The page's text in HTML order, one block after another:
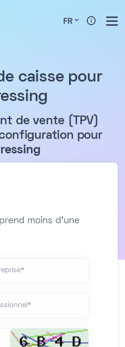
FR
caisse pour
de vente (TPV)
pour
moins d'une